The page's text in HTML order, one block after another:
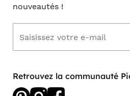
nouveautés !
Retrouvez la communauté